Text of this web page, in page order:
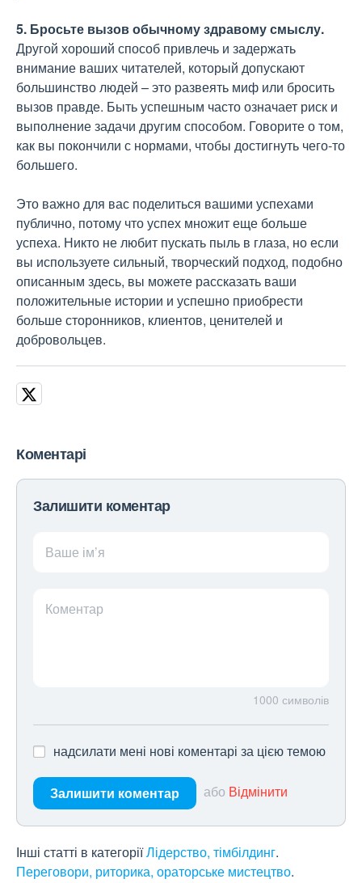
5. Бросьте вызов обычному здравому смыслу.
Другой хороший способ привлечь и задержать
внимание ваших читателей, который допускают
большинство людей – это развеять миф или бросить
вызов правде. Быть успешным часто означает риск и
выполнение задачи другим способом. Говорите о том,
как вы покончили с нормами, чтобы достигнуть чего-то
большего.
Это важно для вас поделиться вашими успехами
публично, потому что успех множит еще больше
успеха. Никто не любит пускать пыль в глаза, но если
вы используете сильный, творческий подход, подобно
описанным здесь, вы можете рассказать ваши
положительные истории и успешно приобрести
больше сторонников, клиентов, ценителей и
добровольцев.
Коментарі
Залишити коментар
Ваше ім’я
Коментар
1000 символів
надсилати мені нові коментарі за цією темою
Залишити коментар або Відмінити
Інші статті в категоріїЛідерство, тімбілдинг
Переговори, риторика, ораторське мистецтво